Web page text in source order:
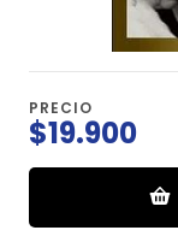
PRECIO
$19.900